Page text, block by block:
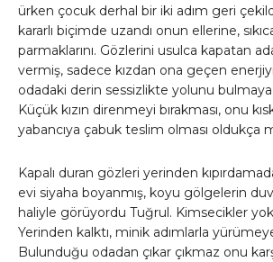
ürken çocuk derhal bir iki adım geri
kararlı biçimde uzandı onun ellerine,
parmaklarını. Gözlerini usulca kapatan
vermiş, sadece kızdan ona geçen
odadaki derin sessizlikte yolunu bulmaya
Küçük kızın direnmeyi bırakması, onu
yabancıya çabuk teslim olması oldukça
Kapalı duran gözleri yerinden
evi siyaha boyanmış, koyu gölgelerin
haliyle görüyordu Tuğrul. Kimsecikler
Yerinden kalktı, minik adımlarla
Bulunduğu odadan çıkar çıkmaz onu